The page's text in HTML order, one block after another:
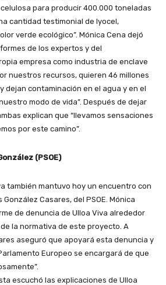
para producir 400.000 toneladas
cantidad testimonial de lyocel,
verde ecológico”. Mónica Cena dejó
de los expertos y del
empresa como industria de enclave
nuestros recursos, quieren 46 millones
dejan contaminación en el agua y en el
modo de vida”. Después de dejar
explican que “llevamos sensaciones
por este camino”.
(PSOE)
también mantuvo hoy un encuentro con
Casares, del PSOE. Mónica
de denuncia de Ulloa Viva alrededor
la normativa de este proyecto. A
aseguró que apoyará esta denuncia y
Europeo se encargará de que
escuchó las explicaciones de Ulloa